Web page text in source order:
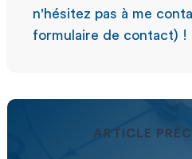
n'hésitez pas à me
formulaire de contact) !
ARTICLE